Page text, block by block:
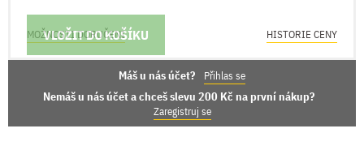
VLOŽIT DO KOŠÍKU
MOŽNOSTI DORUČENÍ HISTORIE CENY
Máš u nás účet? Přihlas se
Nemáš u nás účet a chceš slevu 200 Kč na první nákup?
Zaregistruj se